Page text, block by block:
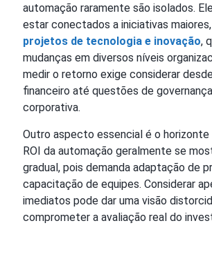
automação raramente são isolados.
estar conectados a iniciativas
projetos de tecnologia e inovação,
mudanças em diversos níveis
medir o retorno exige considerar
financeiro até questões de
corporativa.
Outro aspecto essencial é o horizonte
ROI da automação geralmente se
gradual, pois demanda adaptação de
capacitação de equipes. Considerar
imediatos pode dar uma visão
comprometer a avaliação real do